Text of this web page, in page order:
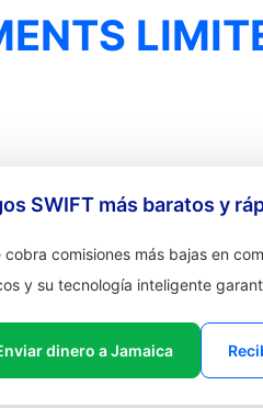
SWIFT más baratos y
cobra comisiones más bajas en
y su tecnología inteligente
dinero a Jamaica